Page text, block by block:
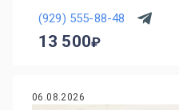
(929) 555-88-48
13 500
06.08.2026